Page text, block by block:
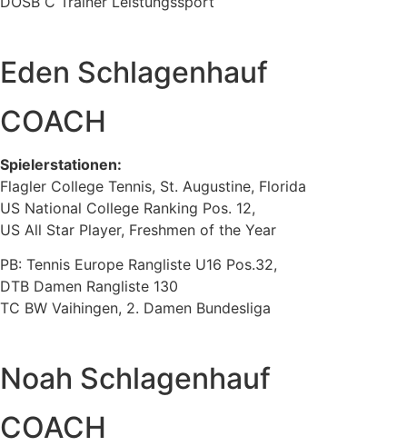
Eden Schlagenhauf
COACH
Spielerstationen:
Flagler College Tennis, St. Augustine, Florida
US National College Ranking Pos. 12,
US All Star Player, Freshmen of the Year
PB: Tennis Europe Rangliste U16 Pos.32,
DTB Damen Rangliste 130
TC BW Vaihingen, 2. Damen Bundesliga
Noah Schlagenhauf
COACH